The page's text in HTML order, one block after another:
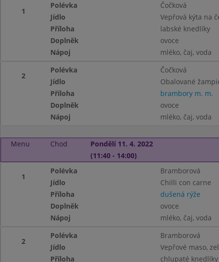
1
Polévka
Čočková
Jídlo
Vepřová kýta na
Příloha
labské knedlíky
Doplněk
ovoce
Nápoj
mléko, čaj, voda
2
Polévka
Čočková
Jídlo
Obalované
Příloha
brambory m. m.
Doplněk
ovoce
Nápoj
mléko, čaj, voda
Menu Chod
Pondělí 11. 4. 2022
(11:40 - 14:00)
1
Polévka
Bramborová
Jídlo
Chilli con carne
Příloha
dušená rýže
Doplněk
ovoce
Nápoj
mléko, čaj, voda
2
Polévka
Bramborová
Jídlo
Vepřové maso,
Příloha
chlupaté knedlíky